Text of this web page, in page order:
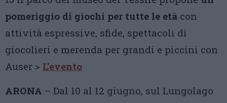
pomeriggio di giochi per tutte le età con
attività espressive, sfide, spettacoli di
giocolieri e merenda per grandi e piccini con
Auser > L’evento
ARONA – Dal 10 al 12 giugno, sul Lungolago